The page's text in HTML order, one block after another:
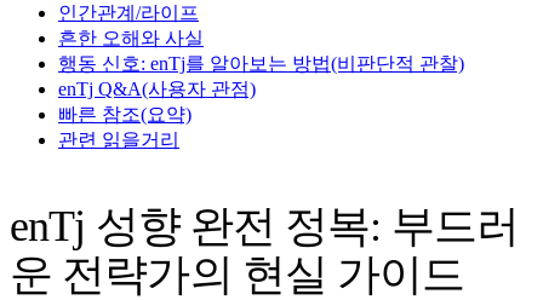
인간관계/라이프
흔한 오해와 사실
행동 신호: enTj를 알아보는 방법(비판단적 관찰)
enTj Q&A(사용자 관점)
빠른 참조(요약)
관련 읽을거리
enTj 성향 완전 정복: 부드러
운 전략가의 현실 가이드